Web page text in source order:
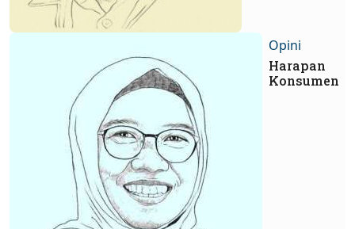
Opini
Harapan
Konsumen